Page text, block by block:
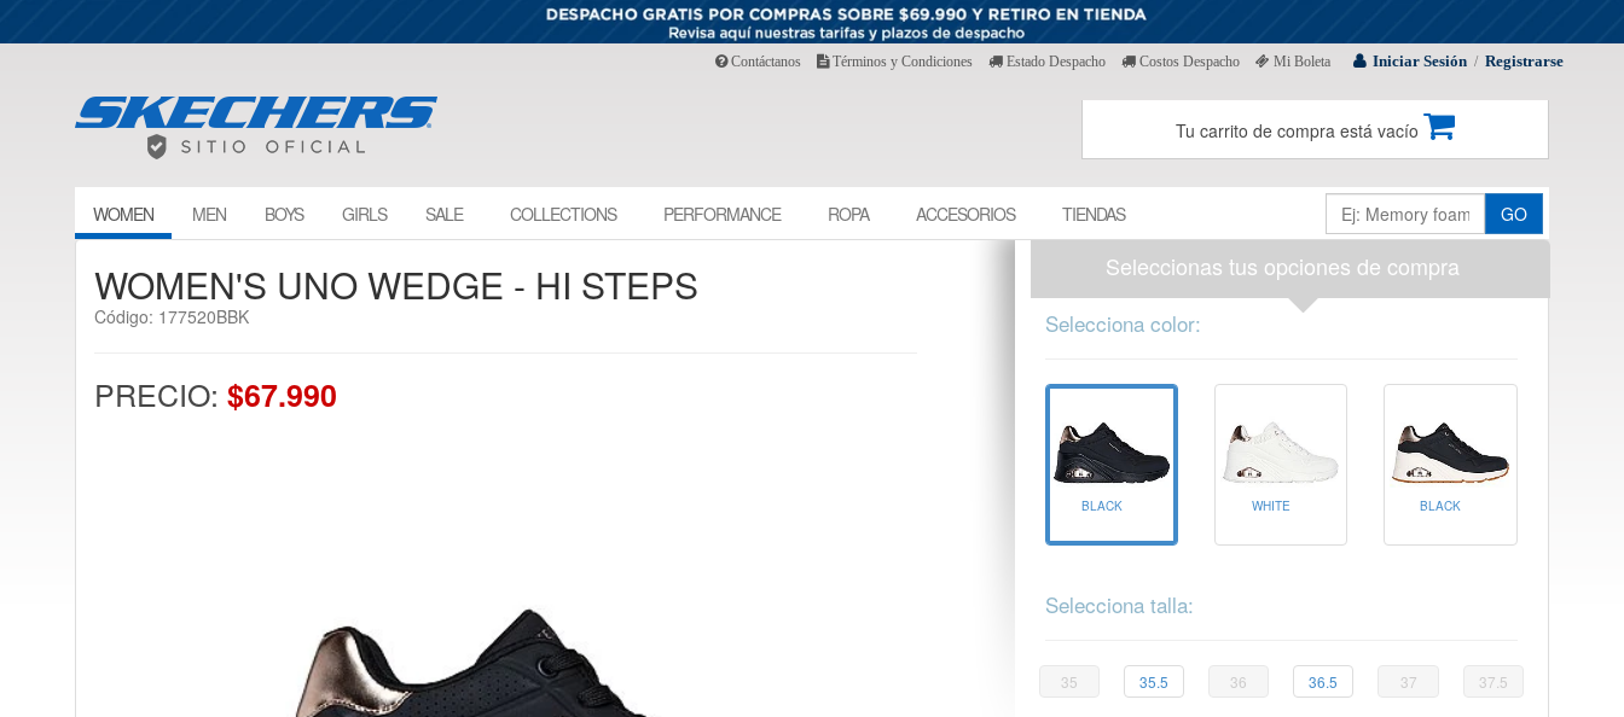
Iniciar Sesión / Registrarse
Contáctanos Términos y Condiciones Estado Despacho Costos Despacho Mi Boleta
Tu carrito de compra está vacío
WOMEN MEN BOYS GIRLS SALE COLLECTIONS PERFORMANCE ROPA ACCESORIOS TIENDAS GO
WOMEN'S UNO WEDGE - HI STEPS
Código: 177520BBK
PRECIO: $67.990
Seleccionas tus opciones de compra
Selecciona color:
BLACK WHITE BLACK
Selecciona talla:
35 35.5 36 36.5 37 37.5